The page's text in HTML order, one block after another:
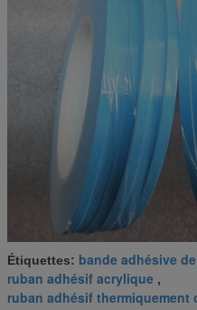
Étiquettes: bande adhésive
ruban adhésif acrylique ,
ruban adhésif thermiquement